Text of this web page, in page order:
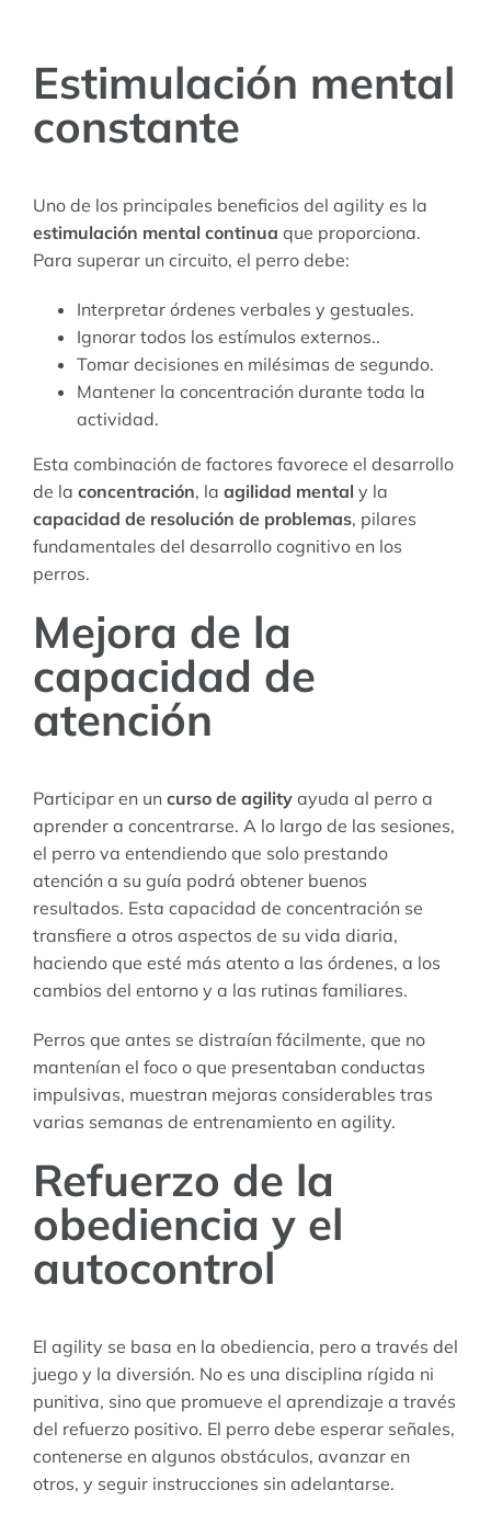
Estimulación mental
constante
Uno de los principales beneficios del agility es la
estimulación mental continua que proporciona.
Para superar un circuito, el perro debe:
Interpretar órdenes verbales y gestuales.
Ignorar todos los estímulos externos..
Tomar decisiones en milésimas de segundo.
Mantener la concentración durante toda la
actividad.
Esta combinación de factores favorece el desarrollo
de la concentración, la agilidad mental y la
capacidad de resolución de problemas, pilares
fundamentales del desarrollo cognitivo en los
perros.
Mejora de la
capacidad de
atención
Participar en un curso de agilityayuda al perro a
aprender a concentrarse. A lo largo de las sesiones,
el perro va entendiendo que solo prestando
atención a su guía podrá obtener buenos
resultados. Esta capacidad de concentración se
transfiere a otros aspectos de su vida diaria,
haciendo que esté más atento a las órdenes, a los
cambios del entorno y a las rutinas familiares.
Perros que antes se distraían fácilmente, que no
mantenían el foco o que presentaban conductas
impulsivas, muestran mejoras considerables tras
varias semanas de entrenamiento en agility.
Refuerzo de la
obediencia y el
autocontrol
El agility se basa en la obediencia, pero a través del
juego y la diversión. No es una disciplina rígida ni
punitiva, sino que promueve el aprendizaje a través
del refuerzo positivo. El perro debe esperar señales,
contenerse en algunos obstáculos, avanzar en
otros, y seguir instrucciones sin adelantarse.